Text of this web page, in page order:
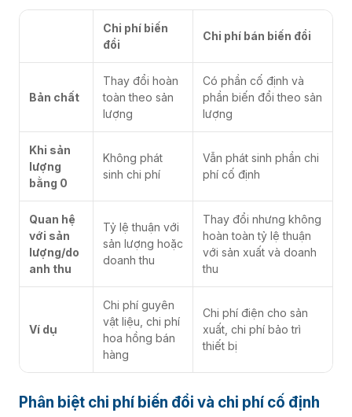
Chi phí biến
đổi
Chi phí bán biến đổi
Bản chất
Thay đổi hoàn
toàn theo sản
lượng
Có phần cố định và
phần biến đổi theo sản
lượng
Khi sản
lượng
bằng 0
Không phát
sinh chi phí
Vẫn phát sinh phần chi
phí cố định
Quan hệ
với sản
lượng/do
anh thu
Tỷ lệ thuận với
sản lượng hoặc
doanh thu
Thay đổi nhưng không
hoàn toàn tỷ lệ thuận
với sản xuất và doanh
thu
Ví dụ
Chi phí guyên
vật liệu, chi phí
hoa hồng bán
hàng
Chi phí điện cho sản
xuất, chi phí bảo trì
thiết bị
Phân biệt chi phí biến đổi và chi phí cố định